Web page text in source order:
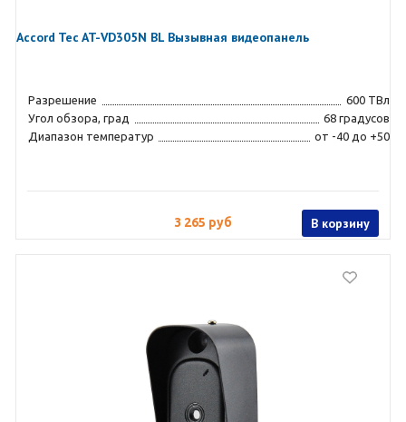
Accord Tec AT-VD305N BL Вызывная видеопанель
Разрешение
600 ТВл
Угол обзора, град
68 градусов
Диапазон температур
от -40 до +50
3 265 руб В корзину